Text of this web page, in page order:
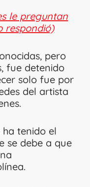
le preguntan
respondió)
pero
fue detenido
solo fue por
del artista
tenido el
se debe a que